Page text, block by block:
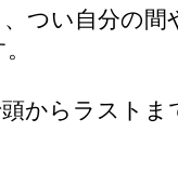
つい自分の間
からラストま